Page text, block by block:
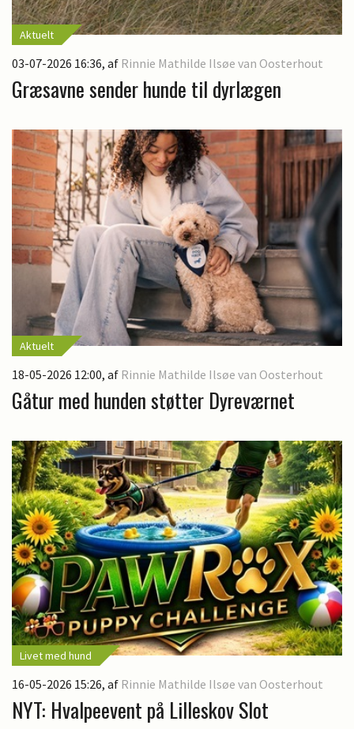
Aktuelt
03-07-2026 16:36, af Rinnie Mathilde Ilsøe van Oosterhout
Græsavne sender hunde til dyrlægen
Aktuelt
18-05-2026 12:00, af Rinnie Mathilde Ilsøe van Oosterhout
Gåtur med hunden støtter Dyreværnet
Livet med hund
16-05-2026 15:26, af Rinnie Mathilde Ilsøe van Oosterhout
NYT: Hvalpeevent på Lilleskov Slot